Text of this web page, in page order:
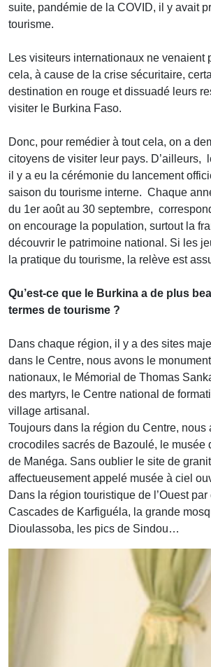
suite, pandémie de la COVID, il y avait
tourisme.
Les visiteurs internationaux ne venaient
cela, à cause de la crise sécuritaire,
destination en rouge et dissuadé leurs
visiter le Burkina Faso.
Donc, pour remédier à tout cela, on a
citoyens de visiter leur pays. D’ailleurs,
il y a eu la cérémonie du lancement
saison du tourisme interne. Chaque
du 1er août au 30 septembre,
on encourage la population, surtout la
découvrir le patrimoine national. Si les
la pratique du tourisme, la relève est
Qu’est-ce que le Burkina a de plus
termes de tourisme ?
Dans chaque région, il y a des sites
dans le Centre, nous avons le
nationaux, le Mémorial de Thomas
des martyrs, le Centre national de
village artisanal.
Toujours dans la région du Centre, nous
crocodiles sacrés de Bazoulé, le musée
de Manéga. Sans oublier le site de
affectueusement appelé musée à ciel
Dans la région touristique de l’Ouest
Cascades de Karfiguéla, la grande
Dioulassoba, les pics de Sindou…